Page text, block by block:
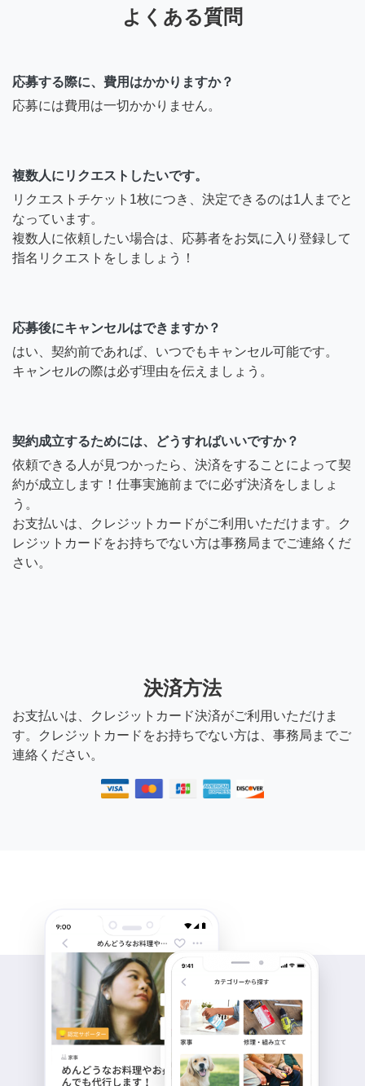
よくある質問
応募する際に、費用はかかりますか？
応募には費用は一切かかりません。
複数人にリクエストしたいです。
リクエストチケット1枚につき、決定できるのは1人までと
なっています。
複数人に依頼したい場合は、応募者をお気に入り登録して
指名リクエストをしましょう！
応募後にキャンセルはできますか？
はい、契約前であれば、いつでもキャンセル可能です。
キャンセルの際は必ず理由を伝えましょう。
契約成立するためには、どうすればいいですか？
依頼できる人が見つかったら、決済をすることによって契
約が成立します！仕事実施前までに必ず決済をしましょ
う。
お支払いは、クレジットカードがご利用いただけます。ク
レジットカードをお持ちでない方は事務局までご連絡くだ
さい。
決済方法
お支払いは、クレジットカード決済がご利用いただけま
す。クレジットカードをお持ちでない方は、事務局までご
連絡ください。